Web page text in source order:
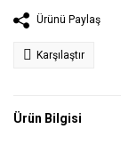
Ürünü Paylaş
Karşılaştır
Ürün Bilgisi